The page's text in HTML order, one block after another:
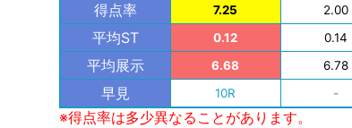
得点率 7.25 2.00
平均ST 0.12 0.14
平均展示 6.68 6.78
早見 10R -
※得点率は多少異なることがあります。